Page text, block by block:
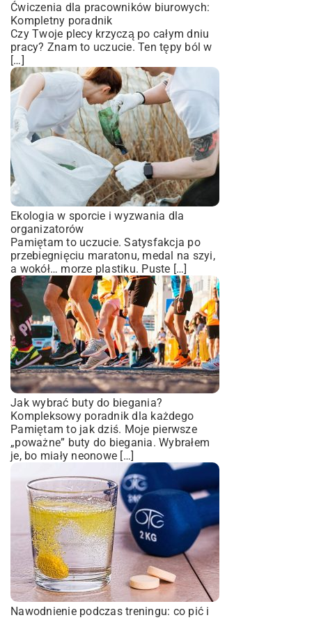
Ćwiczenia dla pracowników biurowych:
Kompletny poradnik
Czy Twoje plecy krzyczą po całym dniu
pracy? Znam to uczucie. Ten tępy ból w
[…]
Ekologia w sporcie i wyzwania dla
organizatorów
Pamiętam to uczucie. Satysfakcja po
przebiegnięciu maratonu, medal na szyi,
a wokół… morze plastiku. Puste […]
Jak wybrać buty do biegania?
Kompleksowy poradnik dla każdego
Pamiętam to jak dziś. Moje pierwsze
„poważne” buty do biegania. Wybrałem
je, bo miały neonowe […]
Nawodnienie podczas treningu: co pić i